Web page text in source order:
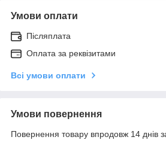
Умови оплати
Післяплата
Оплата за реквізитами
Всі умови оплати
Умови повернення
Повернення товару впродовж 14 днів